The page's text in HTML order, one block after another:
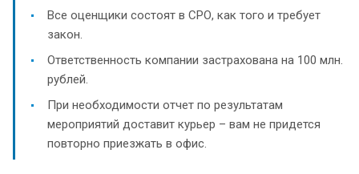
Все оценщики состоят в СРО, как того и требует
закон.
Ответственность компании застрахована на 100 млн.
рублей.
При необходимости отчет по результатам
мероприятий доставит курьер – вам не придется
повторно приезжать в офис.